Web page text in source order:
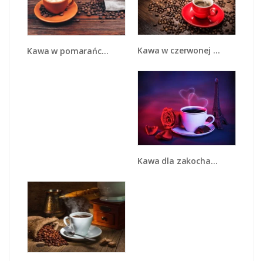
Kawa w pomarańczowej filiżance - JN756 Kawa w czerwonej filiżance - JN441
Kawa dla zakochanych - JN411